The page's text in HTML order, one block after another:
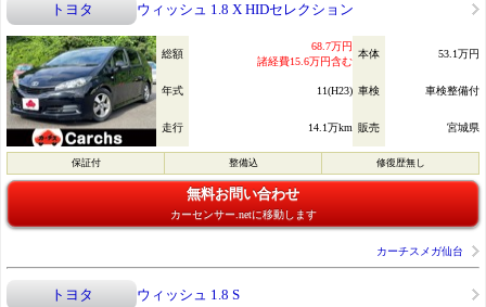
トヨタ ウィッシュ 1.8 X HIDセレクション
総額
68.7万円
諸経費15.6万円含む
本体 53.1万円
年式 11(H23) 車検 車検整備付
走行 14.1万km 販売 宮城県
保証付 整備込 修復歴無し
無料お問い合わせ
カーセンサー.netに移動します
カーチスメガ仙台
トヨタ ウィッシュ 1.8 S